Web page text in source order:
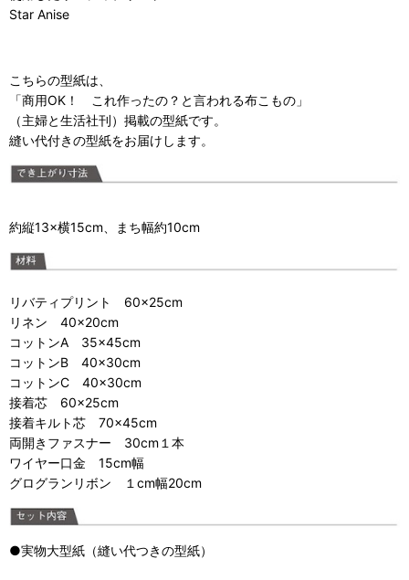
Star Anise
こちらの型紙は、
「商用OK！ これ作ったの？と言われる布こもの 」
（主婦と生活社刊）掲載の型紙です。
縫い代付きの型紙をお届けします。
約縦13×横15cm、まち幅約10cm
リバティプリント 60×25cm
リネン 40×20cm
コットンA 35×45cm
コットンB 40×30cm
コットンC 40×30cm
接着芯 60×25cm
接着キルト芯 70×45cm
両開きファスナー 30cm１本
ワイヤー口金 15cm幅
グログランリボン １cm幅20cm
●実物大型紙（縫い代つきの型紙）